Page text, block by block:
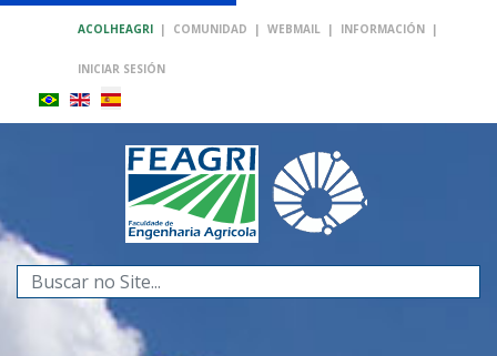
ACOLHEAGRI | COMUNIDAD | WEBMAIL | INFORMACIÓN |
INICIAR SESIÓN
Buscar...